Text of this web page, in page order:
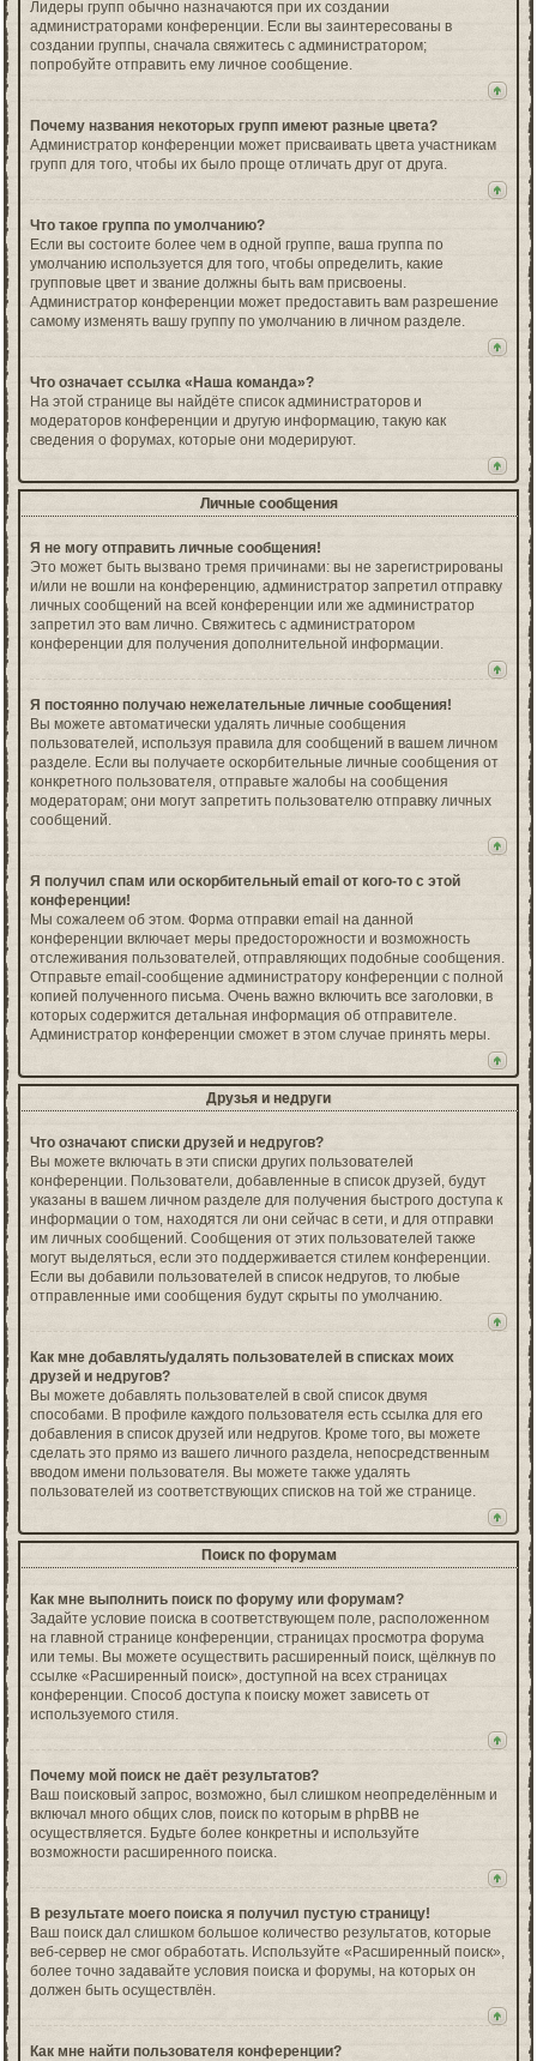
Лидеры групп обычно назначаются при их создании
администраторами конференции. Если вы заинтересованы в
создании группы, сначала свяжитесь с администратором;
попробуйте отправить ему личное сообщение.
Почему названия некоторых групп имеют разные цвета?
Администратор конференции может присваивать цвета участникам
групп для того, чтобы их было проще отличать друг от друга.
Что такое группа по умолчанию?
Если вы состоите более чем в одной группе, ваша группа по
умолчанию используется для того, чтобы определить, какие
групповые цвет и звание должны быть вам присвоены.
Администратор конференции может предоставить вам разрешение
самому изменять вашу группу по умолчанию в личном разделе.
Что означает ссылка «Наша команда»?
На этой странице вы найдёте список администраторов и
модераторов конференции и другую информацию, такую как
сведения о форумах, которые они модерируют.
Личные сообщения
Я не могу отправить личные сообщения!
Это может быть вызвано тремя причинами: вы не зарегистрированы
и/или не вошли на конференцию, администратор запретил отправку
личных сообщений на всей конференции или же администратор
запретил это вам лично. Свяжитесь с администратором
конференции для получения дополнительной информации.
Я постоянно получаю нежелательные личные сообщения!
Вы можете автоматически удалять личные сообщения
пользователей, используя правила для сообщений в вашем личном
разделе. Если вы получаете оскорбительные личные сообщения от
конкретного пользователя, отправьте жалобы на сообщения
модераторам; они могут запретить пользователю отправку личных
сообщений.
Я получил спам или оскорбительный email от кого-то с этой
конференции!
Мы сожалеем об этом. Форма отправки email на данной
конференции включает меры предосторожности и возможность
отслеживания пользователей, отправляющих подобные сообщения.
Отправьте email-сообщение администратору конференции с полной
копией полученного письма. Очень важно включить все заголовки, в
которых содержится детальная информация об отправителе.
Администратор конференции сможет в этом случае принять меры.
Друзья и недруги
Что означают списки друзей и недругов?
Вы можете включать в эти списки других пользователей
конференции. Пользователи, добавленные в список друзей, будут
указаны в вашем личном разделе для получения быстрого доступа к
информации о том, находятся ли они сейчас в сети, и для отправки
им личных сообщений. Сообщения от этих пользователей также
могут выделяться, если это поддерживается стилем конференции.
Если вы добавили пользователей в список недругов, то любые
отправленные ими сообщения будут скрыты по умолчанию.
Как мне добавлять/удалять пользователей в списках моих
друзей и недругов?
Вы можете добавлять пользователей в свой список двумя
способами. В профиле каждого пользователя есть ссылка для его
добавления в список друзей или недругов. Кроме того, вы можете
сделать это прямо из вашего личного раздела, непосредственным
вводом имени пользователя. Вы можете также удалять
пользователей из соответствующих списков на той же странице.
Поиск по форумам
Как мне выполнить поиск по форуму или форумам?
Задайте условие поиска в соответствующем поле, расположенном
на главной странице конференции, страницах просмотра форума
или темы. Вы можете осуществить расширенный поиск, щёлкнув по
ссылке «Расширенный поиск», доступной на всех страницах
конференции. Способ доступа к поиску может зависеть от
используемого стиля.
Почему мой поиск не даёт результатов?
Ваш поисковый запрос, возможно, был слишком неопределённым и
включал много общих слов, поиск по которым в phpBB не
осуществляется. Будьте более конкретны и используйте
возможности расширенного поиска.
В результате моего поиска я получил пустую страницу!
Ваш поиск дал слишком большое количество результатов, которые
веб-сервер не смог обработать. Используйте «Расширенный поиск»,
более точно задавайте условия поиска и форумы, на которых он
должен быть осуществлён.
Как мне найти пользователя конференции?